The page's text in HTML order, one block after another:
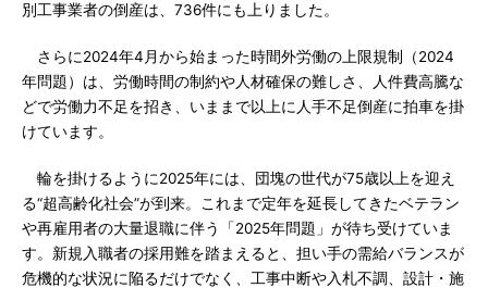
別工事業者の倒産は、736件にも上りました。
さらに2024年4月から始まった時間外労働の上限規制（2024
年問題）は、労働時間の制約や人材確保の難しさ、人件費高騰な
どで労働力不足を招き、いままで以上に人手不足倒産に拍車を掛
けています。
輪を掛けるように2025年には、団塊の世代が75歳以上を迎え
る“超高齢化社会”が到来。これまで定年を延長してきたベテラン
や再雇用者の大量退職に伴う「2025年問題」が待ち受けていま
す。新規入職者の採用難を踏まえると、担い手の需給バランスが
危機的な状況に陥るだけでなく、工事中断や入札不調、設計・施